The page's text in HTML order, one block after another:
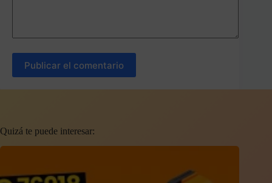
Publicar el comentario
Quizá te puede interesar: